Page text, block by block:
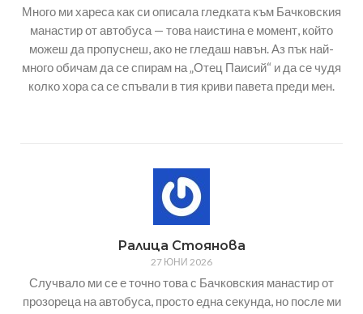
Много ми хареса как си описала гледката към Бачковския
манастир от автобуса — това наистина е момент, който
можеш да пропуснеш, ако не гледаш навън. Аз пък най-
много обичам да се спирам на „Отец Паисий“ и да се чудя
колко хора са се спъвали в тия криви павета преди мен.
Ралица Стоянова
27 ЮНИ 2026
Случвало ми се е точно това с Бачковския манастир от
прозореца на автобуса, просто една секунда, но после ми